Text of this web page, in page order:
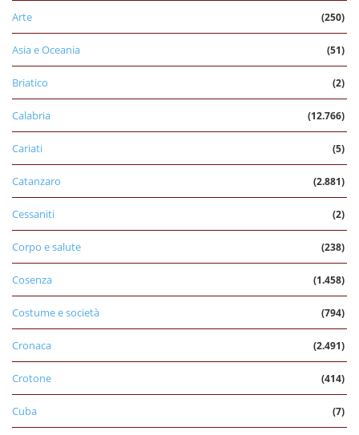
Arte (250)
Asia e Oceania (51)
Briatico (2)
Calabria (12.766)
Cariati (5)
Catanzaro (2.881)
Cessaniti (2)
Corpo e salute (238)
Cosenza (1.458)
Costume e società (794)
Cronaca (2.491)
Crotone (414)
Cuba (7)